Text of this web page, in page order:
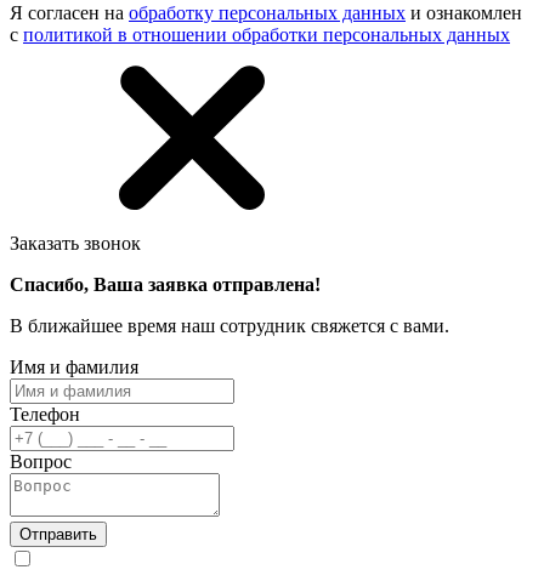
Я согласен на обработку персональных данных и ознакомлен
с политикой в отношении обработки персональных данных
Заказать звонок
Спасибо, Ваша заявка отправлена!
В ближайшее время наш сотрудник свяжется с вами.
Имя и фамилия
Телефон
Вопрос
Отправить